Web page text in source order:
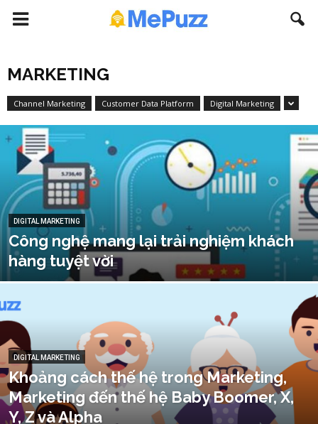
MARKETING
Channel Marketing Customer Data Platform Digital Marketing
DIGITAL MARKETING
Công nghệ mang lại trải nghiệm khách
hàng tuyệt vời
DIGITAL MARKETING
Khoảng cách thế hệ trong Marketing,
Marketing đến thế hệ Baby Boomer, X,
Y, Z và Alpha